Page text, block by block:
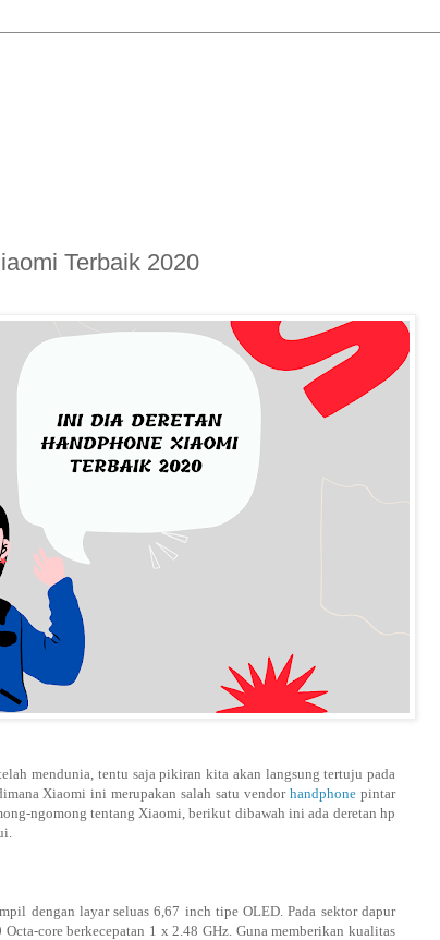
Terbaik 2020
mendunia, tentu saja pikiran kita akan langsung tertuju pada
Xiaomi ini merupakan salah satu vendorhandphone pintar
ngomong tentang Xiaomi, berikut dibawah ini ada deretan hp
dengan layar seluas 6,67 inch tipe OLED. Pada sektor dapur
core berkecepatan 1 x 2.48 GHz. Guna memberikan kualitas